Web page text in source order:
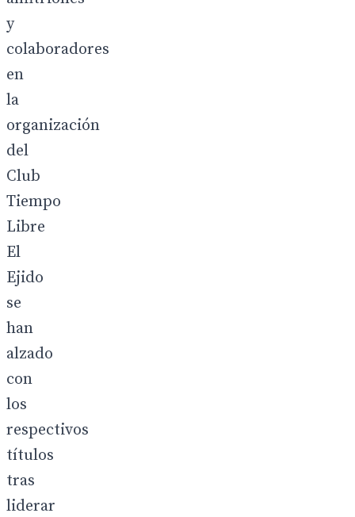
y
colaboradores
en
la
organización
del
Club
Tiempo
Libre
El
Ejido
se
han
alzado
con
los
respectivos
títulos
tras
liderar